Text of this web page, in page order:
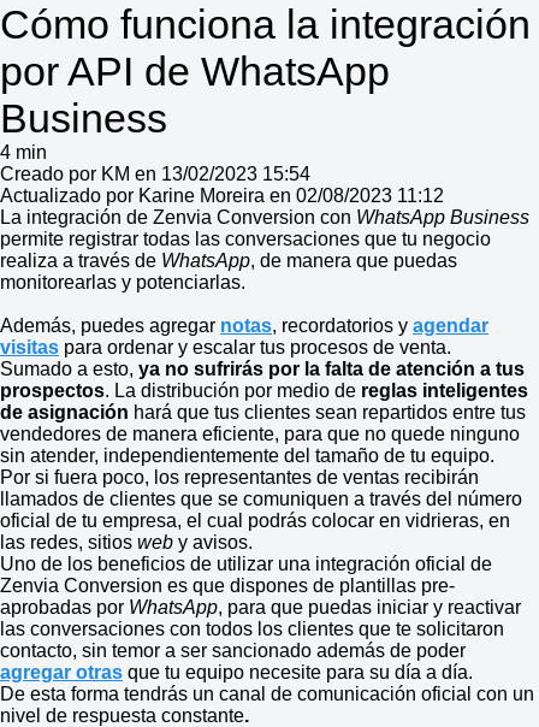
Cómo funciona la integración
por API de WhatsApp
Business
4 min
Creado por KM en 13/02/2023 15:54
Actualizado por Karine Moreira en 02/08/2023 11:12
La integración de Zenvia Conversion con WhatsApp Business
permite registrar todas las conversaciones que tu negocio
realiza a través de WhatsApp, de manera que puedas
monitorearlas y potenciarlas.
Además, puedes agregar notas, recordatorios y agendar
visitas para ordenar y escalar tus procesos de venta.
Sumado a esto, ya no sufrirás por la falta de atención a tus
prospectos. La distribución por medio de reglas inteligentes
de asignación hará que tus clientes sean repartidos entre tus
vendedores de manera eficiente, para que no quede ninguno
sin atender, independientemente del tamaño de tu equipo.
Por si fuera poco, los representantes de ventas recibirán
llamados de clientes que se comuniquen a través del número
oficial de tu empresa, el cual podrás colocar en vidrieras, en
las redes, sitios web y avisos.
Uno de los beneficios de utilizar una integración oficial de
Zenvia Conversion es que dispones de plantillas pre-
aprobadas por WhatsApp, para que puedas iniciar y reactivar
las conversaciones con todos los clientes que te solicitaron
contacto, sin temor a ser sancionado además de poder
agregar otras que tu equipo necesite para su día a día.
De esta forma tendrás un canal de comunicación oficial con un
nivel de respuesta constante.